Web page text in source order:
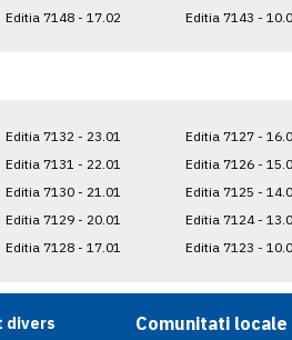
Editia 7148 - 17.02
Editia 7143 -
Editia 7132 - 23.01
Editia 7131 - 22.01
Editia 7130 - 21.01
Editia 7129 - 20.01
Editia 7128 - 17.01
Editia 7127 -
Editia 7126 -
Editia 7125 -
Editia 7124 -
Editia 7123 -
divers
Comunitati locale